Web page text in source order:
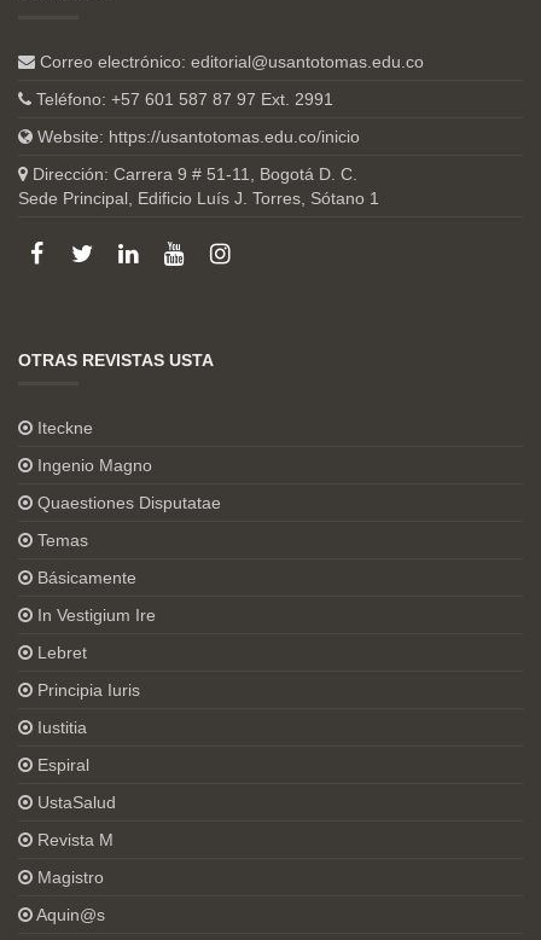
Correo electrónico: editorial@usantotomas.edu.co
Teléfono: +57 601 587 87 97 Ext. 2991
Website: https://usantotomas.edu.co/inicio
Dirección: Carrera 9 # 51-11, Bogotá D. C.
Sede Principal, Edificio Luís J. Torres, Sótano 1
OTRAS REVISTAS USTA
Iteckne
Ingenio Magno
Quaestiones Disputatae
Temas
Básicamente
In Vestigium Ire
Lebret
Principia Iuris
Iustitia
Espiral
UstaSalud
Revista M
Magistro
Aquin@s